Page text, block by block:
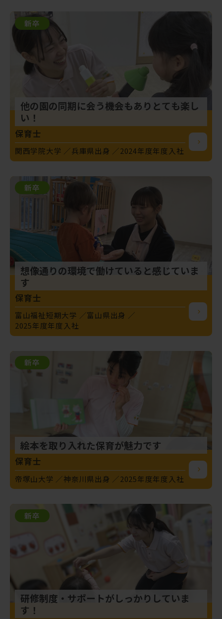
新卒
他の園の同期に会う機会もありとても楽し
い！
保育士
関西学院大学 兵庫県出身 2024年度年度入社
新卒
想像通りの環境で働けていると感じていま
す
保育士
富山福祉短期大学
富山県出身
2025年度年度入社
新卒
絵本を取り入れた保育が魅力です
保育士
帝塚山大学 神奈川県出身 2025年度年度入社
新卒
研修制度・サポートがしっかりしていま
す！